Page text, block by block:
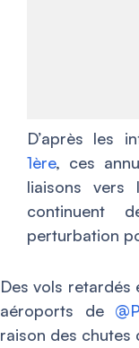
D’après les
1ère, ces
liaisons vers
continuent
perturbation
Des vols retardés
aéroports de
raison des chutes